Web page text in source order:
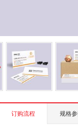
订购流程 规格